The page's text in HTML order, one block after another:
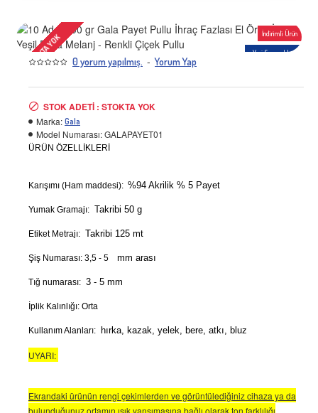
İndirimli Ürün
Yeni Seçenekler
STOKTA YOK 0 yorum yapılmış. - Yorum Yap
STOK ADETI : STOKTA YOK
Marka: Gala
Model Numarası:GALAPAYET01
ÜRÜN ÖZELLİKLERİ
Karışımı (Ham maddesi): %94 Akrilik % 5 Payet
Yumak Gramajı: Takribi 50 g
Etiket Metrajı: Takribi 125 mt
Şiş Numarası: 3,5 - 5 mm arası
Tığ numarası: 3 - 5 mm
İplik Kalınlığı: Orta
Kullanım Alanları: hırka, kazak, yelek, bere, atkı, bluz
UYARI:
Ekrandaki ürünün rengi çekimlerden ve görüntülediğiniz cihaza ya da
bulunduğunuz ortamın ışık yansımasına bağlı olarak ton farklılığı